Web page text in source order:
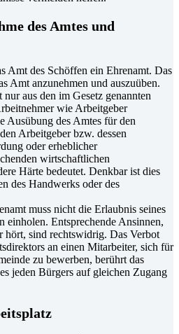
des Amtes und
Amt des Schöffen ein Ehrenamt. Das
Amt anzunehmen und auszuüben.
aus den im Gesetz genannten
wie Arbeitgeber
Ausübung des Amtes für den
Arbeitgeber bzw. dessen
oder erheblicher
wirtschaftlichen
Härte bedeutet. Denkbar ist dies
des Handwerks oder des
muss nicht die Erlaubnis seines
einholen. Entsprechende Ansinnen,
hört, sind rechtswidrig. Das Verbot
an einen Mitarbeiter, sich für
zu bewerben, berührt das
jeden Bürgers auf gleichen Zugang